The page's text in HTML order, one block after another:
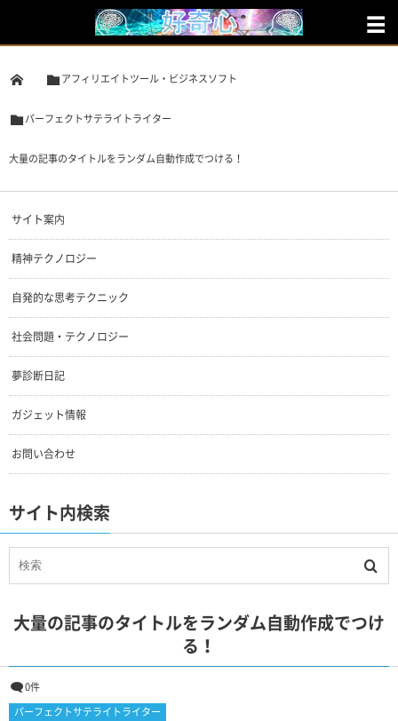
アフィリエイトツール・ビジネスソフト
パーフェクトサテライトライター
大量の記事のタイトルをランダム自動作成でつける！
サイト案内
精神テクノロジー
自発的な思考テクニック
社会問題・テクノロジー
夢診断日記
ガジェット情報
お問い合わせ
サイト内検索
大量の記事のタイトルをランダム自動作成でつけ
る！
0件
パーフェクトサテライトライター